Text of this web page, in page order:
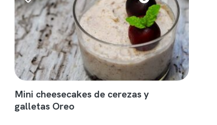
Mini cheesecakes de cerezas y
galletas Oreo